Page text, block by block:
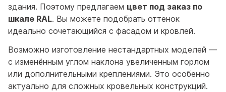
здания. Поэтому предлагаем цвет под заказ по
шкале RAL. Вы можете подобрать оттенок
идеально сочетающийся с фасадом и кровлей.
Возможно изготовление нестандартных моделей —
с изменённым углом наклона увеличенным горлом
или дополнительными креплениями. Это особенно
актуально для сложных кровельных конструкций.